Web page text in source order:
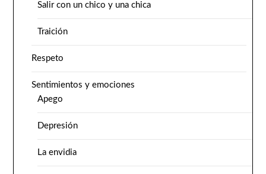
Salir con un chico y una chica
Traición
Respeto
Sentimientos y emociones
Apego
Depresión
La envidia